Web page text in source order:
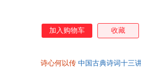
加入购物车 收藏
诗心何以传 中国古典诗词十三